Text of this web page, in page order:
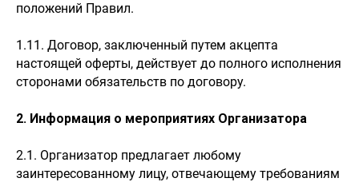
положений Правил.
1.11. Договор, заключенный путем акцепта
настоящей оферты, действует до полного исполнения
сторонами обязательств по договору.
2. Информация о мероприятиях Организатора
2.1. Организатор предлагает любому
заинтересованному лицу, отвечающему требованиям